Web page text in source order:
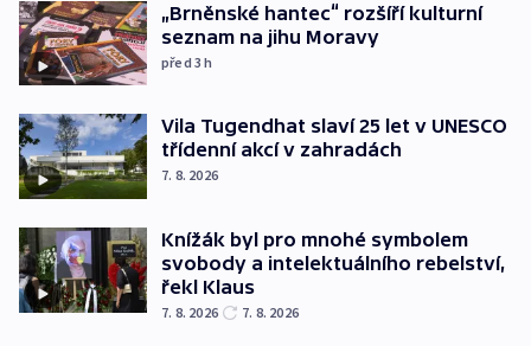
„Brněnské hantec“ rozšíří kulturní
seznam na jihu Moravy
před 3h
Vila Tugendhat slaví 25 let v UNESCO
třídenní akcí v zahradách
7. 8. 2026
Knížák byl pro mnohé symbolem
svobody a intelektuálního rebelství,
řekl Klaus
7. 8. 2026 7. 8. 2026